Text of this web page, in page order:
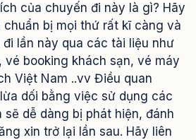
của chuyến đi này là gì? Hãy
chuẩn bị mọi thứ rất kĩ càng và
lần này qua các tài liệu như
vé booking khách sạn, vé máy
Việt Nam ..vv Điều quan
dối bằng việc sử dụng các
sẽ dễ dàng bị phát hiện, đánh
xin trở lại lần sau. Hãy liên